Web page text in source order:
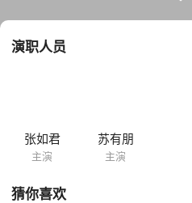
感动了爷爷，祖孙俩相依为命。而明
演职人员
张如君
主演
苏有朋
主演
猜你喜欢